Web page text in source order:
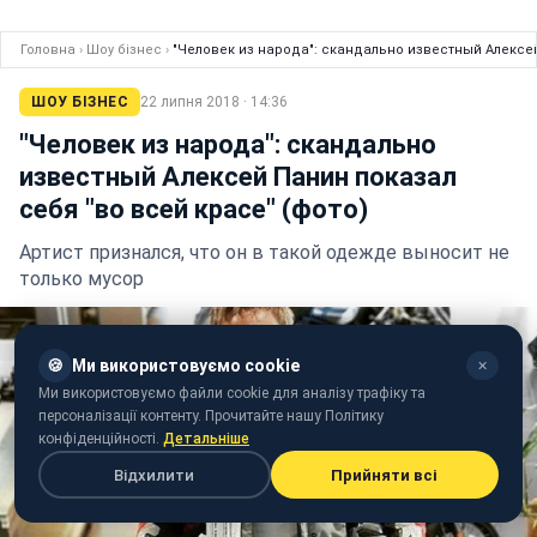
Головна › Шоу бізнес › "Человек из народа": скандально известный
ШОУ БІЗНЕС 22 липня 2018 · 14:36
"Человек из народа": скандально
известный Алексей Панин показал
себя "во всей красе" (фото)
Артист признался, что он в такой одежде выносит не
только мусор
🍪 Ми використовуємо cookie ✕
Ми використовуємо файли cookie для аналізу трафіку та
персоналізації контенту. Прочитайте нашу Політику
конфіденційності. Детальніше
Відхилити Прийняти всі